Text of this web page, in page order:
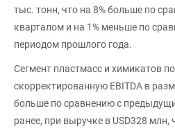
тыс. тонн, что на 8% больше по
кварталом и на 1% меньше по
периодом прошлого года.
Сегмент пластмасс и химикатов
скорректированную EBITDA в
больше по сравнению с
ранее, при выручке в USD328 млн,